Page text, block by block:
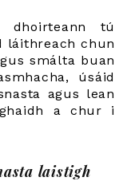
tú
láithreach chun
smálta buan
úsáid
agus lean
a chur i
laistigh